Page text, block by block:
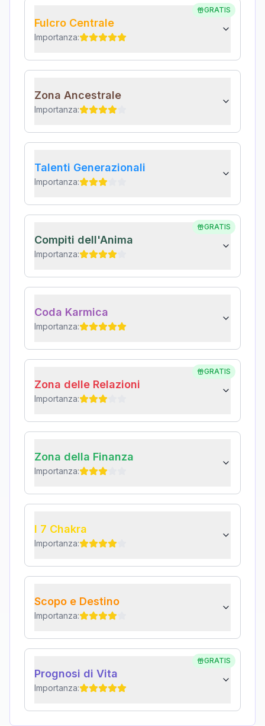
GRATIS
Fulcro Centrale
Importanza:
Zona Ancestrale
Importanza:
Talenti Generazionali
Importanza:
GRATIS
Compiti dell'Anima
Importanza:
Coda Karmica
Importanza:
GRATIS
Zona delle Relazioni
Importanza:
Zona della Finanza
Importanza:
I 7 Chakra
Importanza:
Scopo e Destino
Importanza:
GRATIS
Prognosi di Vita
Importanza: